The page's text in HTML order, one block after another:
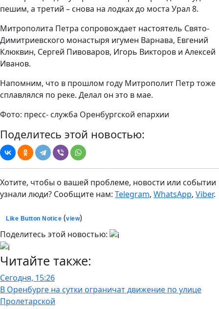
пешим, а третий – снова на лодках до моста Урал 8.
Митрополита Петра сопровождает настоятель Свято-
Димитриевского монастыря игумен Варнава, Евгений
Клюквин, Сергей Пивоваров, Игорь Викторов и Алексей
Иванов.
Напомним, что в прошлом году Митрополит Петр тоже
сплавлялся по реке. Делал он это в мае.
Фото: пресс- служба Оренбургской епархии
Поделитесь этой новостью:
Хотите, чтобы о вашей проблеме, новости или событии
узнали люди? Сообщите нам: Telegram, WhatsApp, Viber.
Like Button Notice (view)
Поделитесь этой новостью:
Читайте также:
Сегодня, 15:26
В Оренбурге на сутки ограничат движение по улице
Пролетарской